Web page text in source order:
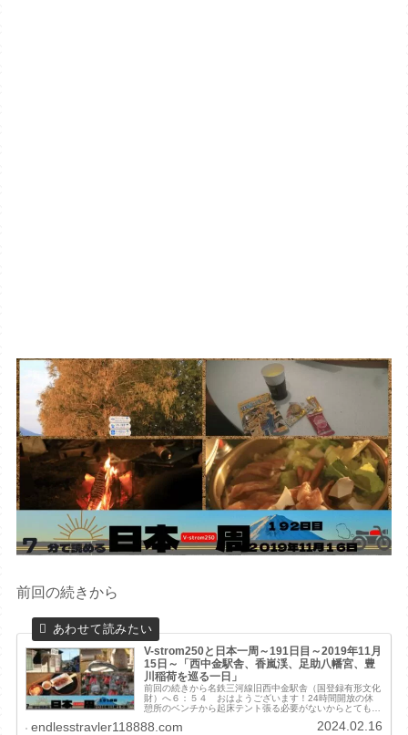
前回の続きから
V-strom250と日本一周～191日目～2019年11月
15日～「西中金駅舎、香嵐渓、足助八幡宮、豊
川稲荷を巡る一日」
前回の続きから名鉄三河線旧西中金駅舎（国登録有形文化
財）へ６：５４ おはようございます！24時間開放の休
憩所のベンチから起床テント張る必要がないからとても楽
撤収！朝早くから回転しているデイ...
endlesstravler118888.com 2024.02.16